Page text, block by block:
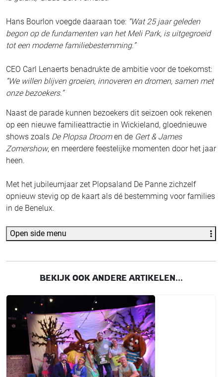
Hans Bourlon voegde daaraan toe: “Wat 25 jaar geleden
begon op de fundamenten van het Meli Park, is uitgegroeid
tot een moderne familiebestemming.”
CEO Carl Lenaerts benadrukte de ambitie voor de toekomst:
“We willen blijven groeien, innoveren en dromen, samen met
onze bezoekers.”
Naast de parade kunnen bezoekers dit seizoen ook rekenen
op een nieuwe familieattractie in Wickieland, gloednieuwe
shows zoals De Plopsa Droomen de Gert & James
Zomershow, en meerdere feestelijke momenten door het jaar
heen.
Met het jubileumjaar zet Plopsaland De Panne zichzelf
opnieuw stevig op de kaart als dé bestemming voor families
in de Benelux.
Open side menu
BEKIJK OOK ANDERE ARTIKELEN...